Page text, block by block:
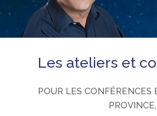
Les ateliers et
POUR LES CONFÉRENCES
PROVINCE,